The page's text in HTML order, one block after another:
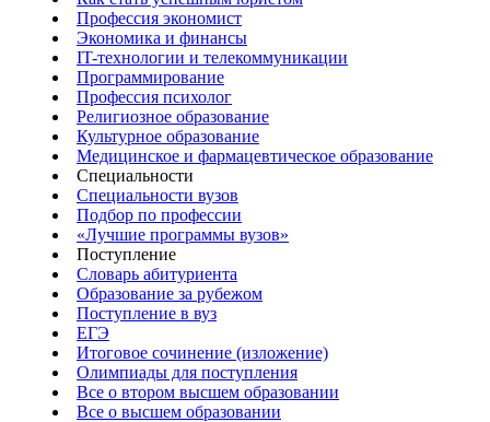
Профессия экономист
Экономика и финансы
IT-технологии и телекоммуникации
Программирование
Профессия психолог
Религиозное образование
Культурное образование
Медицинское и фармацевтическое образование
Специальности
Специальности вузов
Подбор по профессии
«Лучшие программы вузов»
Поступление
Словарь абитуриента
Образование за рубежом
Поступление в вуз
ЕГЭ
Итоговое сочинение (изложение)
Олимпиады для поступления
Все о втором высшем образовании
Все о высшем образовании